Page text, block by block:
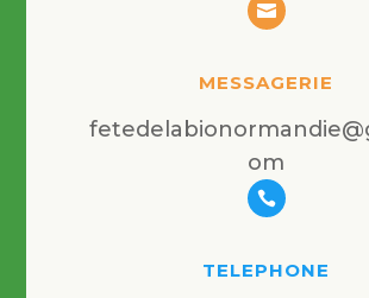

MESSAGERIE
om

TELEPHONE